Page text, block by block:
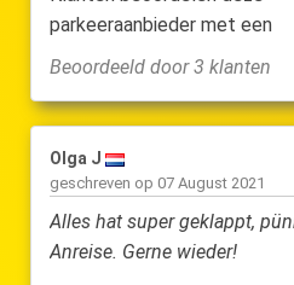
parkeeraanbieder met een
Beoordeeld door 3 klanten
Olga J
geschreven op 07 August 2021
Alles hat super geklappt,
Anreise. Gerne wieder!